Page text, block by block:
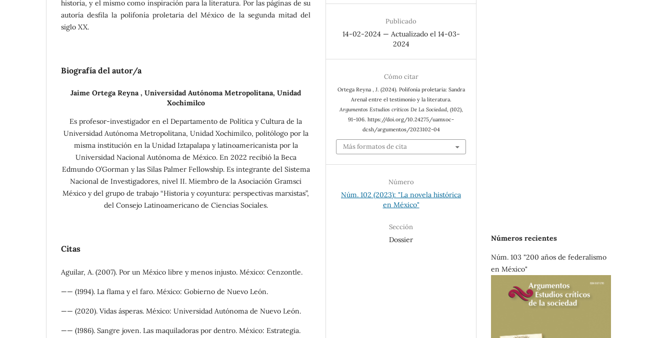
historia, y el mismo como inspiración para la literatura. Por las páginas de su
autoría desfila la polifonía proletaria del México de la segunda mitad del
siglo XX.
Biografía del autor/a
Jaime Ortega Reyna , Universidad Autónoma Metropolitana, Unidad
Xochimilco
Es profesor-investigador en el Departamento de Política y Cultura de la
Universidad Autónoma Metropolitana, Unidad Xochimilco, politólogo por la
misma institución en la Unidad Iztapalapa y latinoamericanista por la
Universidad Nacional Autónoma de México. En 2022 recibió la Beca
Edmundo O’Gorman y las Silas Palmer Fellowship. Es integrante del Sistema
Nacional de Investigadores, nivel II. Miembro de la Asociación Gramsci
México y del grupo de trabajo “Historia y coyuntura: perspectivas marxistas”,
del Consejo Latinoamericano de Ciencias Sociales.
Citas
Aguilar, A. (2007). Por un México libre y menos injusto. México: Cenzontle.
—— (1994). La flama y el faro. México: Gobierno de Nuevo León.
—— (2020). Vidas ásperas. México: Universidad Autónoma de Nuevo León.
—— (1986). Sangre joven. Las maquiladoras por dentro. México: Estrategia.
Publicado
14-02-2024 — Actualizado el 14-03-
2024
Cómo citar
Ortega Reyna , J. (2024). Polifonía proletaria: Sandra
Arenal entre el testimonio y la literatura.
Argumentos Estudios críticos De La Sociedad, (102),
91–106. https://doi.org/10.24275/uamxoc-
dcsh/argumentos/2023102-04
Más formatos de cita
Número
Núm. 102 (2023): "La novela histórica
en México"
Sección
Dossier Números recientes
Núm. 103 "200 años de federalismo
en México"